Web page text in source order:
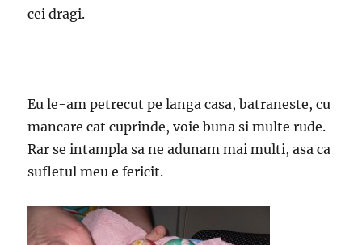
cei dragi.
Eu le-am petrecut pe langa casa, batraneste, cu
mancare cat cuprinde, voie buna si multe rude.
Rar se intampla sa ne adunam mai multi, asa ca
sufletul meu e fericit.